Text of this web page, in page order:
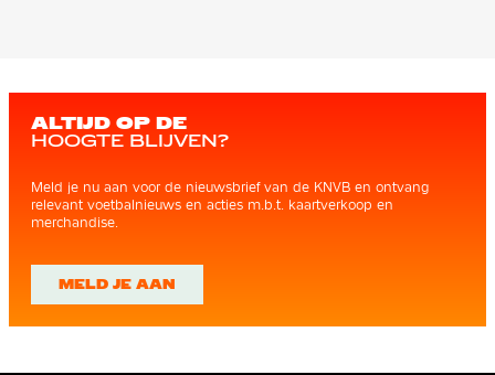
ALTIJD OP DE
HOOGTE BLIJVEN?
Meld je nu aan voor de nieuwsbrief van de KNVB en ontvang
relevant voetbalnieuws en acties m.b.t. kaartverkoop en
merchandise.
MELD JE AAN